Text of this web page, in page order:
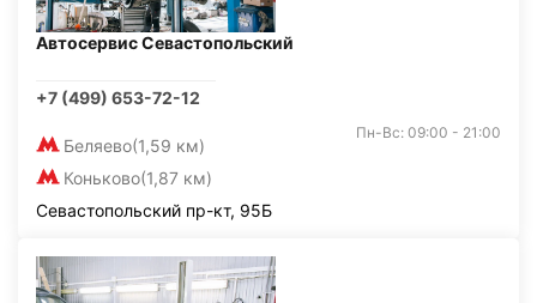
Автосервис Севастопольский
+7 (499) 653-72-12
Беляево(1,59 км)
Коньково(1,87 км)
Пн-Вс: 09:00 - 21:00
Севастопольский пр-кт, 95Б